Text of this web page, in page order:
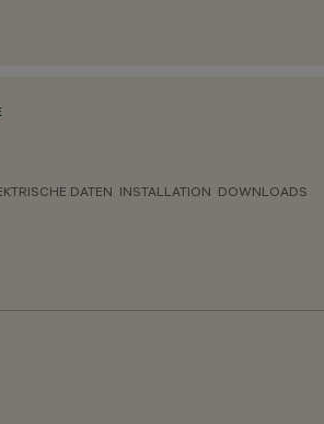
DATEN INSTALLATION DOWNLOADS